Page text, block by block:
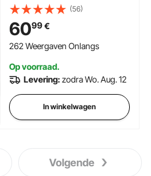
startvertraging, waterozonering
en afstandsbediening, ozonator
voor max. 350 m²,
ozonluchtreiniger voor geuren in
(56)
6099€
262 Weergaven Onlangs
Op voorraad.
Levering:zodra Wo. Aug. 12
In winkelwagen
Volgende